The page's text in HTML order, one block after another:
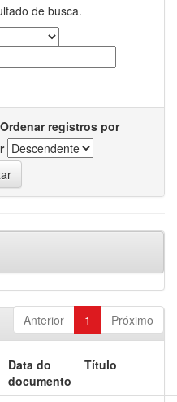
de busca.
Ordenar registros por
Anterior 1 Próximo
Data do
documento
Título